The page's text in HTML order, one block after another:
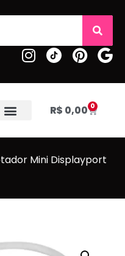
R$ 0,00 0
Mini Displayport